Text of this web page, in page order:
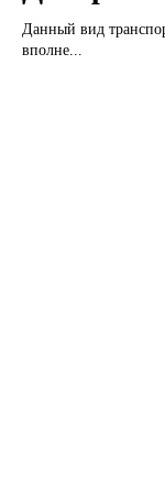
Данный вид
вполне...